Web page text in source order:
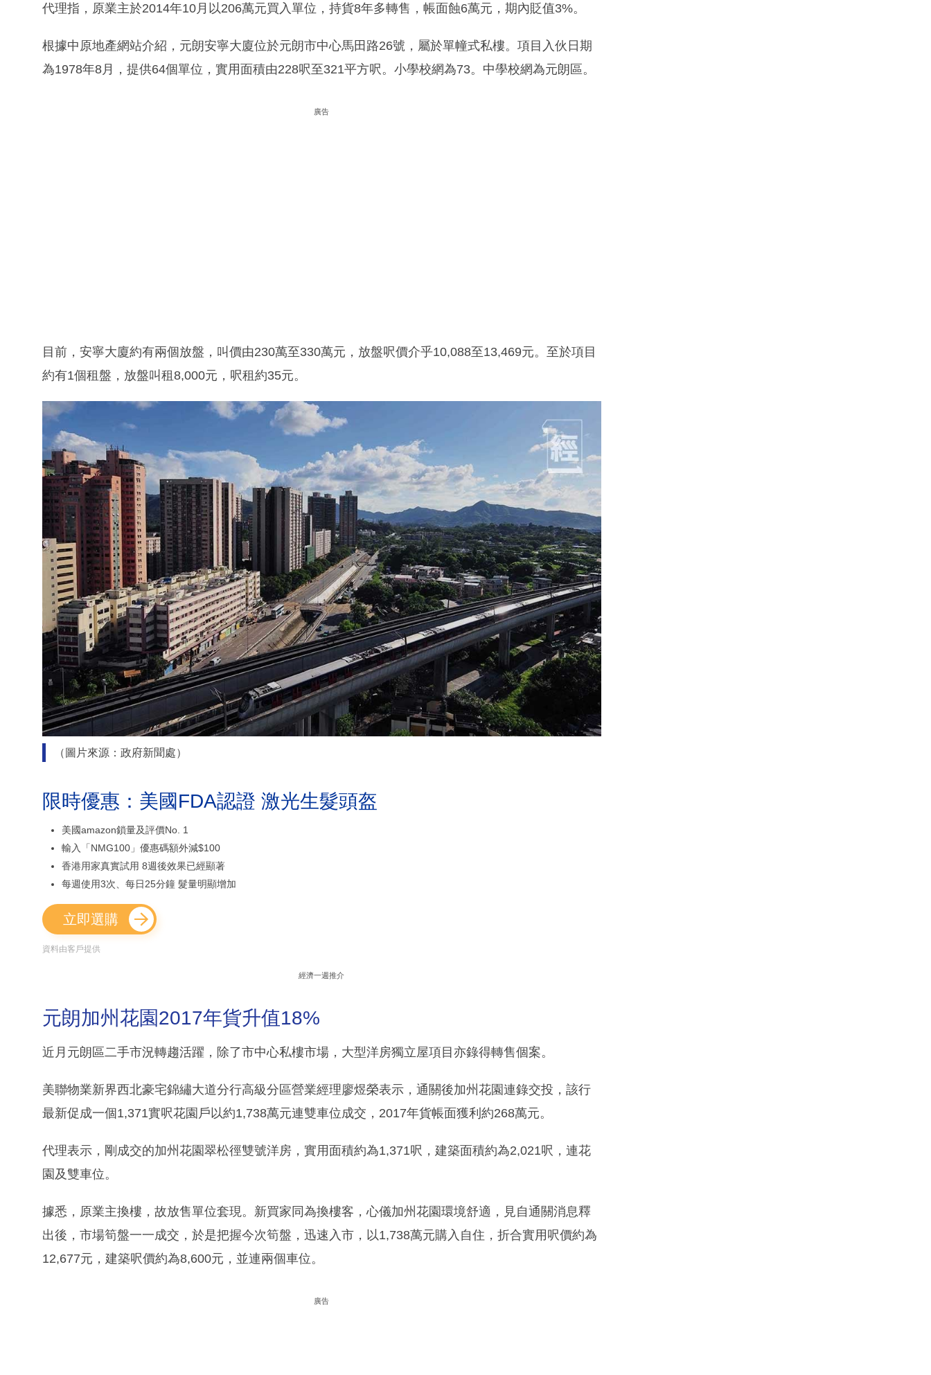
代理指，原業主於2014年10月以206萬元買入單位，持貨8年多轉售，帳面蝕6萬元，期內貶值3%。
根據中原地產網站介紹，元朗安寧大廈位於元朗市中心馬田路26號，屬於單幢式私樓。項目入伙日期
為1978年8月，提供64個單位，實用面積由228呎至321平方呎。小學校網為73。中學校網為元朗區。
廣告
目前，安寧大廈約有兩個放盤，叫價由230萬至330萬元，放盤呎價介乎10,088至13,469元。至於項目
約有1個租盤，放盤叫租8,000元，呎租約35元。
（圖片來源：政府新聞處）
限時優惠：美國FDA認證 激光生髮頭盔
美國amazon鎖量及評價No. 1
輸入「NMG100」優惠碼額外減$100
香港用家真實試用 8週後效果已經顯著
每週使用3次、每日25分鐘 髮量明顯增加
立即選購
資料由客戶提供
經濟一週推介
元朗加州花園2017年貨升值18%
近月元朗區二手市況轉趨活躍，除了市中心私樓市場，大型洋房獨立屋項目亦錄得轉售個案。
美聯物業新界西北豪宅錦繡大道分行高級分區營業經理廖煜榮表示，通關後加州花園連錄交投，該行
最新促成一個1,371實呎花園戶以約1,738萬元連雙車位成交，2017年貨帳面獲利約268萬元。
代理表示，剛成交的加州花園翠松徑雙號洋房，實用面積約為1,371呎，建築面積約為2,021呎，連花
園及雙車位。
據悉，原業主換樓，故放售單位套現。新買家同為換樓客，心儀加州花園環境舒適，見自通關消息釋
出後，市場筍盤一一成交，於是把握今次筍盤，迅速入市，以1,738萬元購入自住，折合實用呎價約為
12,677元，建築呎價約為8,600元，並連兩個車位。
廣告